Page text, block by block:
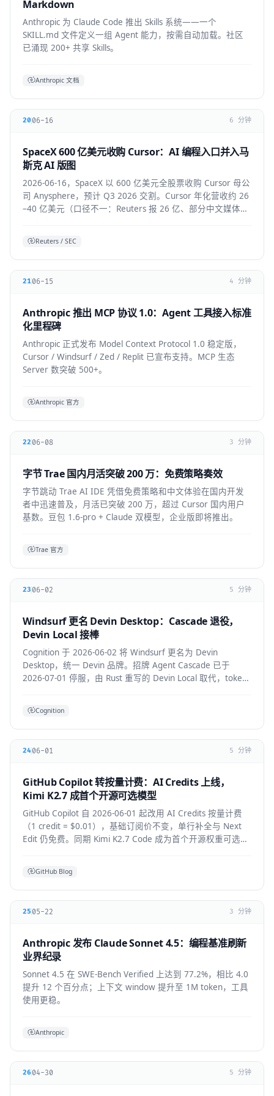
Markdown
Anthropic 为 Claude Code 推出 Skills 系统——一个
SKILL.md 文件定义一组 Agent 能力，按需自动加载。社区
已涌现 200+ 共享 Skills。
Anthropic 文档
2006-16 6 分钟
SpaceX 600 亿美元收购 Cursor：AI 编程入口并入马
斯克 AI 版图
2026-06-16，SpaceX 以 600 亿美元全股票收购 Cursor 母公
司 Anysphere，预计 Q3 2026 交割。Cursor 年化营收约 26
–40 亿美元（口径不一：Reuters 报 26 亿、部分中文媒体报
Reuters / SEC
2106-15 4 分钟
Anthropic 推出 MCP 协议 1.0：Agent 工具接入标准
化里程碑
Anthropic 正式发布 Model Context Protocol 1.0 稳定版，
Cursor / Windsurf / Zed / Replit 已宣布支持。MCP 生态
Server 数突破 500+。
Anthropic 官方
22 06-08 3 分钟
字节 Trae 国内月活突破 200 万：免费策略奏效
字节跳动 Trae AI IDE 凭借免费策略和中文体验在国内开发
者中迅速普及，月活已突破 200 万，超过 Cursor 国内用户
基数。豆包 1.6-pro + Claude 双模型，企业版即将推出。
Trae 官方
23 06-02 5 分钟
Windsurf 更名 Devin Desktop：Cascade 退役，
Devin Local 接棒
Cognition 于 2026-06-02 将 Windsurf 更名为 Devin
Desktop，统一 Devin 品牌。招牌 Agent Cascade 已于
2026-07-01 停服，由 Rust 重写的 Devin Local 取代，token
Cognition
2406-01 5 分钟
GitHub Copilot 转按量计费：AI Credits 上线，
Kimi K2.7 成首个开源可选模型
GitHub Copilot 自 2026-06-01 起改用 AI Credits 按量计费
（1 credit = $0.01），基础订阅价不变，单行补全与 Next
Edit 仍免费。同期 Kimi K2.7 Code 成为首个开源权重可选模
GitHub Blog
25 05-22 3 分钟
Anthropic 发布 Claude Sonnet 4.5：编程基准刷新
业界纪录
Sonnet 4.5 在 SWE-Bench Verified 上达到 77.2%，相比 4.0
提升 12 个百分点；上下文 window 提升至 1M token，工具
使用更稳。
Anthropic
2604-30 5 分钟